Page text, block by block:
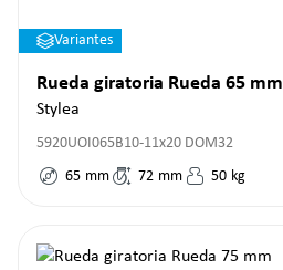
Variantes
Rueda giratoria Rueda 65 mm
Stylea
5920UOI065B10-11x20 DOM32
65 mm 72 mm 50 kg